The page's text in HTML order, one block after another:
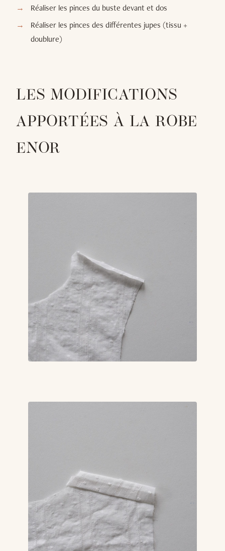
Réaliser les pinces du buste devant et dos
Réaliser les pinces des différentes jupes (tissu +
doublure)
LES MODIFICATIONS
APPORTÉES À LA ROBE
ENOR